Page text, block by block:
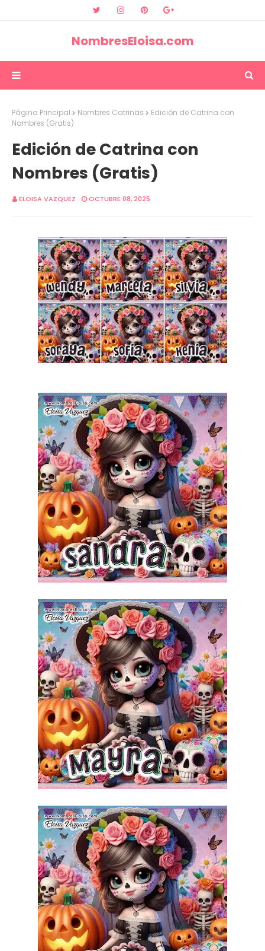
NombresEloisa.com
Página Principal Nombres Catrinas
Edición de Catrina con
Nombres (Gratis)
Edición de Catrina con
Nombres (Gratis)
ELOISA VAZQUEZ OCTUBRE 08, 2025